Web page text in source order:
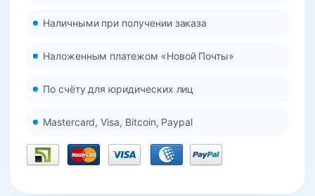
Наличными при получении заказа
Наложенным платежом «Новой Почты»
По счёту для юридических лиц
Mastercard, Visa, Bitcoin, Paypal